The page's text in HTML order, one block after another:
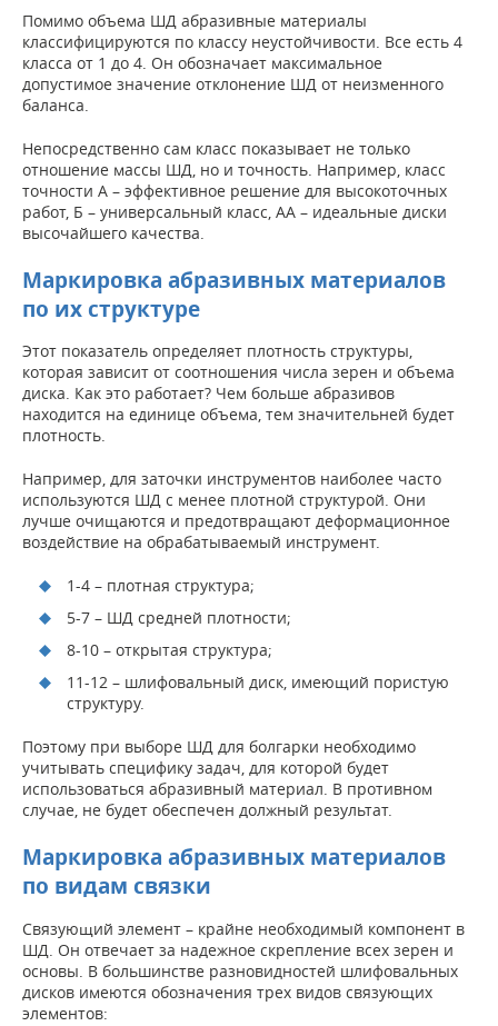
Помимо объема ШД абразивные материалы
классифицируются по классу неустойчивости. Все есть 4
класса от 1 до 4. Он обозначает максимальное
допустимое значение отклонение ШД от неизменного
баланса.
Непосредственно сам класс показывает не только
отношение массы ШД, но и точность. Например, класс
точности А – эффективное решение для высокоточных
работ, Б – универсальный класс, АА – идеальные диски
высочайшего качества.
Маркировка абразивных материалов
по их структуре
Этот показатель определяет плотность структуры,
которая зависит от соотношения числа зерен и объема
диска. Как это работает? Чем больше абразивов
находится на единице объема, тем значительней будет
плотность.
Например, для заточки инструментов наиболее часто
используются ШД с менее плотной структурой. Они
лучше очищаются и предотвращают деформационное
воздействие на обрабатываемый инструмент.
1-4 – плотная структура;
5-7 – ШД средней плотности;
8-10 – открытая структура;
11-12 – шлифовальный диск, имеющий пористую
структуру.
Поэтому при выборе ШД для болгарки необходимо
учитывать специфику задач, для которой будет
использоваться абразивный материал. В противном
случае, не будет обеспечен должный результат.
Маркировка абразивных материалов
по видам связки
Связующий элемент – крайне необходимый компонент в
ШД. Он отвечает за надежное скрепление всех зерен и
основы. В большинстве разновидностей шлифовальных
дисков имеются обозначения трех видов связующих
элементов: